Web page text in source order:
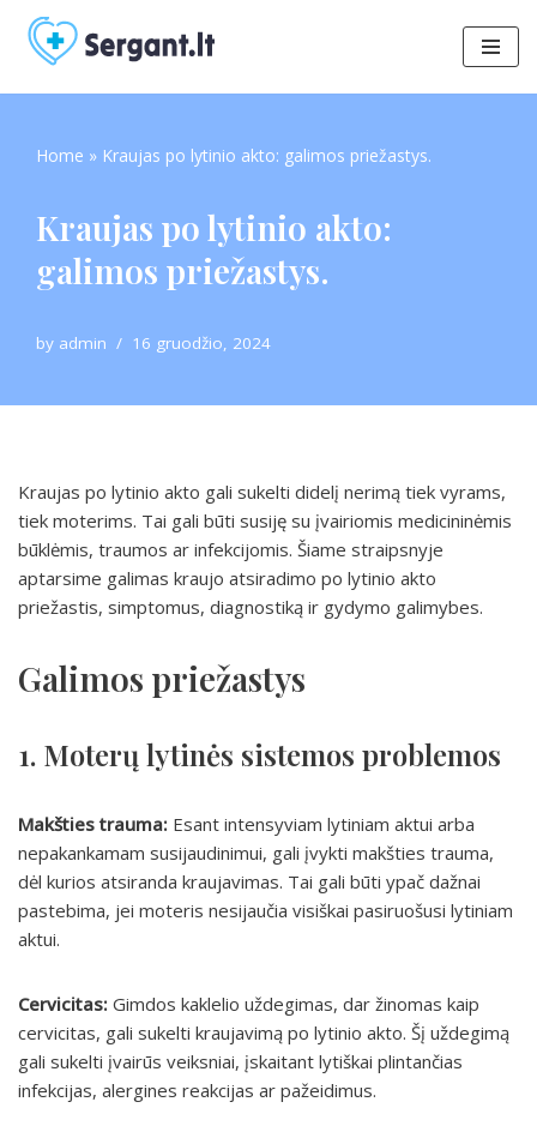
Skip
to
Home » Kraujas po lytinio akto: galimos priežastys.
Kraujas po lytinio akto:
galimos priežastys.
by admin 16 gruodžio, 2024
Kraujas po lytinio akto gali sukelti didelį nerimą tiek vyrams,
tiek moterims. Tai gali būti susiję su įvairiomis medicininėmis
būklėmis, traumos ar infekcijomis. Šiame straipsnyje
aptarsime galimas kraujo atsiradimo po lytinio akto
priežastis, simptomus, diagnostiką ir gydymo galimybes.
Galimos priežastys
1. Moterų lytinės sistemos problemos
Makšties trauma: Esant intensyviam lytiniam aktui arba
nepakankamam susijaudinimui, gali įvykti makšties trauma,
dėl kurios atsiranda kraujavimas. Tai gali būti ypač dažnai
pastebima, jei moteris nesijaučia visiškai pasiruošusi lytiniam
aktui.
Cervicitas: Gimdos kaklelio uždegimas, dar žinomas kaip
cervicitas, gali sukelti kraujavimą po lytinio akto. Šį uždegimą
gali sukelti įvairūs veiksniai, įskaitant lytiškai plintančias
infekcijas, alergines reakcijas ar pažeidimus.